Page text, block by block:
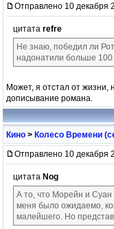
Отправлено 10 декабря
цитата refre
Не знаю, победил ли
надонатили больше
Может, я отстал от жизни,
дописывание романа.
Кино > Колесо Времени
Отправлено 10 декабря
цитата Nog
А то, что Морейн и Суан
меня было ожидаемо,
малейшего. Но